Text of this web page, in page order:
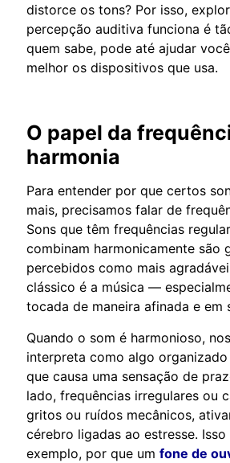
distorce os tons? Por isso,
percepção auditiva funciona é
quem sabe, pode até ajudar
melhor os dispositivos que usa.
O papel da
harmonia
Para entender por que certos
mais, precisamos falar de
Sons que têm frequências
combinam harmonicamente são
percebidos como mais
clássico é a música —
tocada de maneira afinada e em
Quando o som é harmonioso,
interpreta como algo
que causa uma sensação de
lado, frequências irregulares ou
gritos ou ruídos mecânicos,
cérebro ligadas ao estresse.
exemplo, por que um fone de